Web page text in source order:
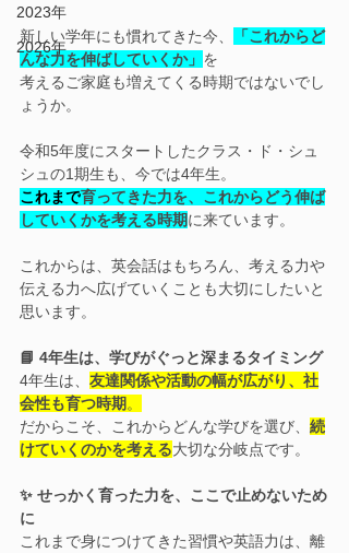
2023年
2026年
新しい学年にも慣れてきた今、
「これからど
んな力を伸ばしていくか」 を
考えるご家庭も増えてくる時期ではないでし
ょうか。
令和5年度にスタートしたクラス・ド・シュ
シュの1期生も、今では4年生。
これまで育ってきた力を、これからどう伸ば
していくかを考える時期に来ています。
これからは、英会話はもちろん、考える力や
伝える力へ広げていくことも大切にしたいと
思います。
📘 4年生は、学びがぐっと深まるタイミング
4年生は、 友達関係や活動の幅が広がり、社
会性も育つ時期 。
だからこそ、これからどんな学びを選び、 続
けていくのかを考える大切な分岐点です。
✨ せっかく育った力を、ここで止めないため
に
これまで身につけてきた習慣や英語力は、離